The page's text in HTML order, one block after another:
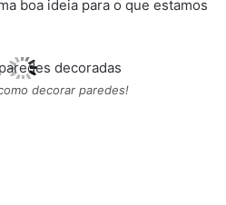
boa ideia para o que estamos
decorar paredes!